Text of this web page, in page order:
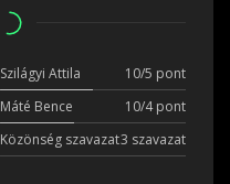
Szilágyi Attila
10/5 pont
Máté Bence
10/4 pont
Közönség szavazat3 szavazat